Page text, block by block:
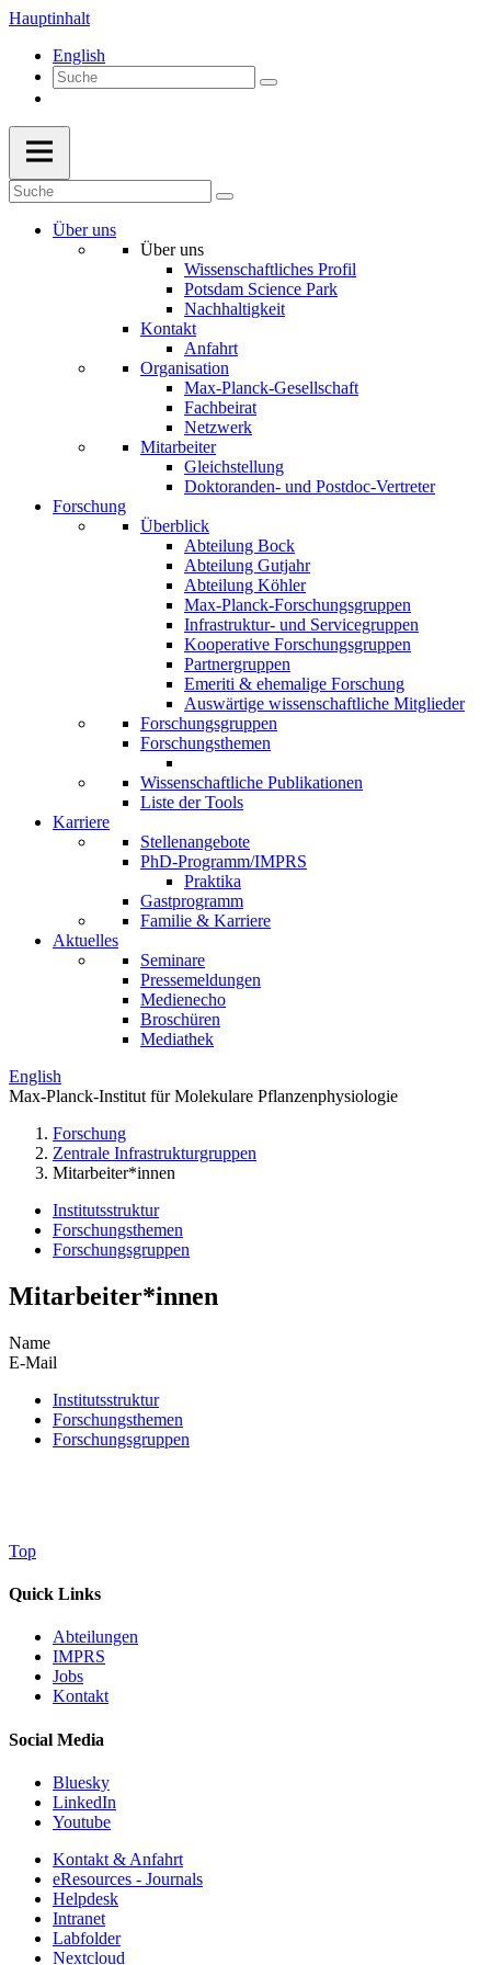
Hauptinhalt
English
Über uns
Über uns
Wissenschaftliches Profil
Potsdam Science Park
Nachhaltigkeit
Kontakt
Anfahrt
Organisation
Max-Planck-Gesellschaft
Fachbeirat
Netzwerk
Mitarbeiter
Gleichstellung
Doktoranden- und Postdoc-Vertreter
Forschung
Überblick
Abteilung Bock
Abteilung Gutjahr
Abteilung Köhler
Max-Planck-Forschungsgruppen
Infrastruktur- und Servicegruppen
Kooperative Forschungsgruppen
Partnergruppen
Emeriti & ehemalige Forschung
Auswärtige wissenschaftliche Mitglieder
Forschungsgruppen
Forschungsthemen
Wissenschaftliche Publikationen
Liste der Tools
Karriere
Stellenangebote
PhD-Programm/IMPRS
Praktika
Gastprogramm
Familie & Karriere
Aktuelles
Seminare
Pressemeldungen
Medienecho
Broschüren
Mediathek
English
Max-Planck-Institut für Molekulare Pflanzenphysiologie
Forschung
Zentrale Infrastrukturgruppen
Mitarbeiter*innen
Institutsstruktur
Forschungsthemen
Forschungsgruppen
Mitarbeiter*innen
Name
E-Mail
Institutsstruktur
Forschungsthemen
Forschungsgruppen
Top
Quick Links
Abteilungen
IMPRS
Jobs
Kontakt
Social Media
Bluesky
LinkedIn
Youtube
Kontakt & Anfahrt
eResources - Journals
Helpdesk
Intranet
Labfolder
Nextcloud